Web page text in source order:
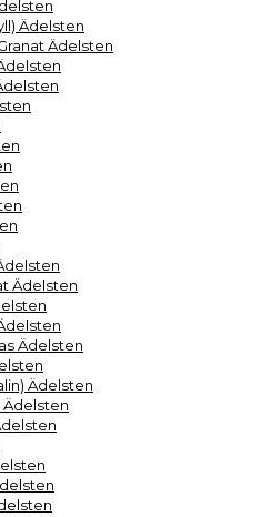
Ädelsten
Ädelsten
Ädelsten
Ädelsten
Ädelsten
Ädelsten